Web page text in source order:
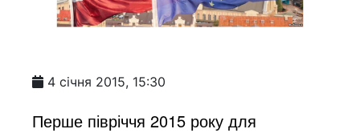
4 січня 2015, 15:30
Перше півріччя 2015 року для